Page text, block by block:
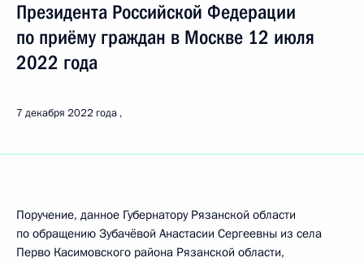
Президента Российской Федерации
по приёму граждан в Москве 12 июля
2022 года
7 декабря 2022 года
Поручение, данное Губернатору Рязанской области
по обращению Зубачёвой Анастасии Сергеевны из села
Перво Касимовского района Рязанской области,